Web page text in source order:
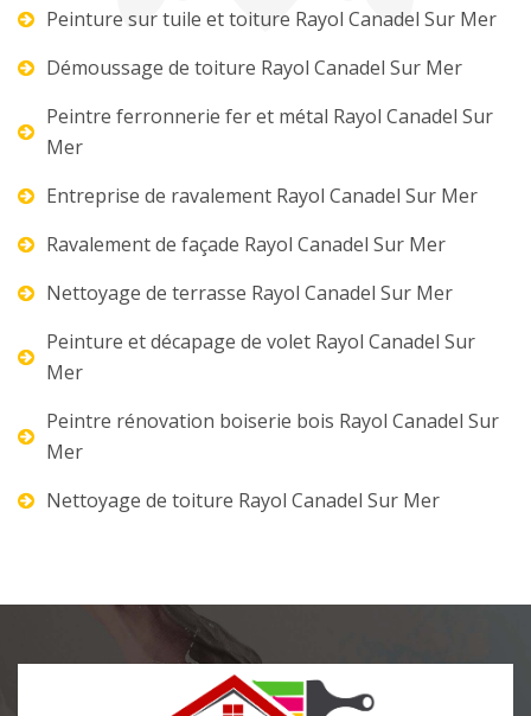
Peinture sur tuile et toiture Rayol Canadel Sur Mer
Démoussage de toiture Rayol Canadel Sur Mer
Peintre ferronnerie fer et métal Rayol Canadel Sur
Mer
Entreprise de ravalement Rayol Canadel Sur Mer
Ravalement de façade Rayol Canadel Sur Mer
Nettoyage de terrasse Rayol Canadel Sur Mer
Peinture et décapage de volet Rayol Canadel Sur
Mer
Peintre rénovation boiserie bois Rayol Canadel Sur
Mer
Nettoyage de toiture Rayol Canadel Sur Mer